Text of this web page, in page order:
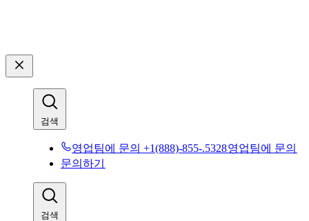
검색​​
영업팀에 문의 +1(888)-855-.5328​​영업팀에 문의​​
문의하기​​
검색​​